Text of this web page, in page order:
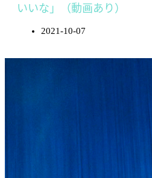
いいな」（動画あり）
2021-10-07